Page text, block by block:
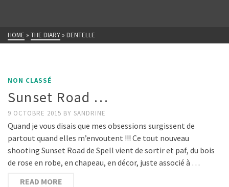
HOME » THE DIARY » DENTELLE
NON CLASSÉ
Sunset Road …
9 OCTOBRE 2015 BY SANDRINE
Quand je vous disais que mes obsessions surgissent de
partout quand elles m’envoutent !!! Ce tout nouveau
shooting Sunset Road de Spell vient de sortir et paf, du bois
de rose en robe, en chapeau, en décor, juste associé à …
READ MORE